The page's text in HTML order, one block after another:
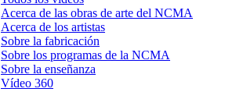
Acerca de las obras de arte del NCMA
Acerca de los artistas
Sobre la fabricación
Sobre los programas de la NCMA
Sobre la enseñanza
Vídeo 360